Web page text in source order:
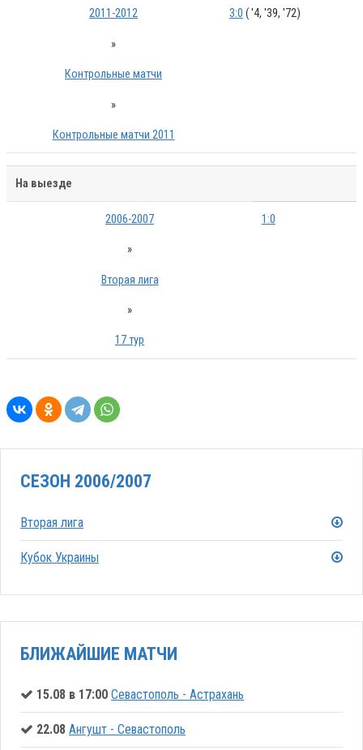
2011-2012
»
Контрольные матчи
»
Контрольные матчи 2011
3:0 ( '4, '39, '72)
На выезде
2006-2007
»
Вторая лига
»
17 тур
1:0
СЕЗОН 2006/2007
Вторая лига
Кубок Украины
БЛИЖАЙШИЕ МАТЧИ
15.08 в 17:00 Севастополь - Астрахань
22.08 Ангушт - Севастополь